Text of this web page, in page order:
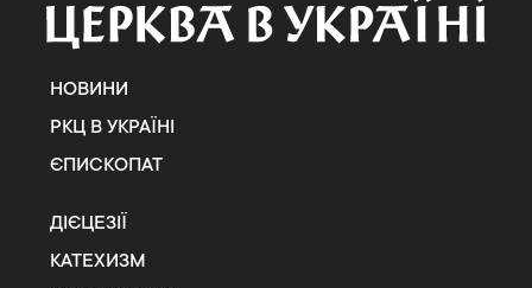
НОВИНИ
РКЦ В УКРАЇНІ
ЄПИСКОПАТ
ДІЄЦЕЗІЇ
КАТЕХИЗМ